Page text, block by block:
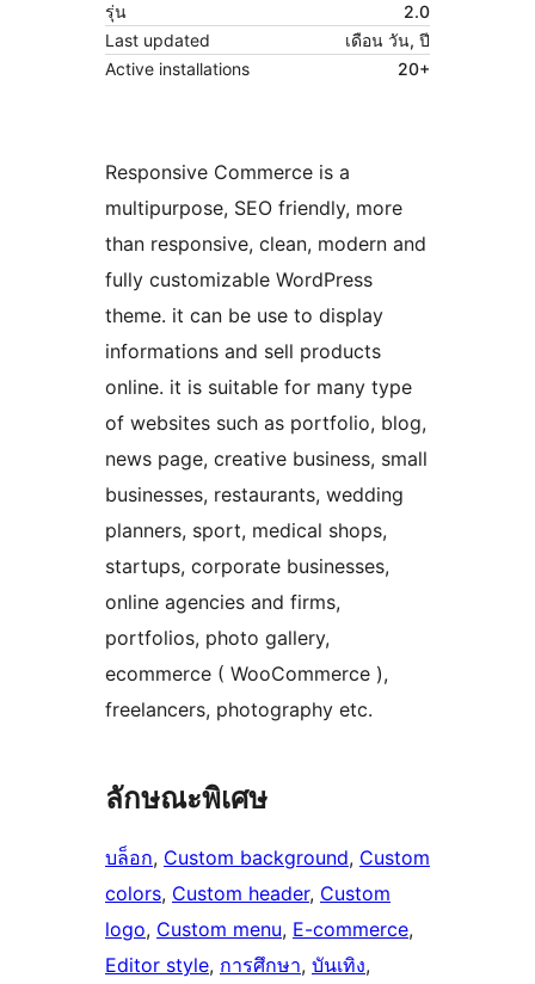
รุ่น
2.0
Last updated
เดือน วัน, ปี
Active installations
20+
Responsive Commerce is a
multipurpose, SEO friendly, more
than responsive, clean, modern and
fully customizable WordPress
theme. it can be use to display
informations and sell products
online. it is suitable for many type
of websites such as portfolio, blog,
news page, creative business, small
businesses, restaurants, wedding
planners, sport, medical shops,
startups, corporate businesses,
online agencies and firms,
portfolios, photo gallery,
ecommerce ( WooCommerce ),
freelancers, photography etc.
ลักษณะพิเศษ
บล็อก, Custom background, Custom
colors, Custom header, Custom
logo, Custom menu, E-commerce
Editor style, การศึกษา, บันเทิง